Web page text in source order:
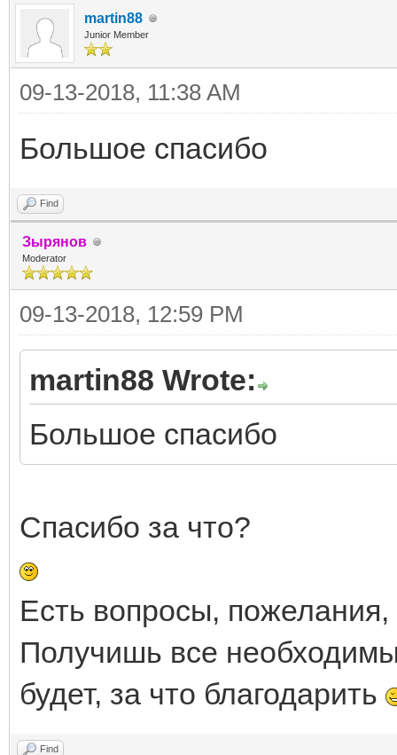
martin88
Junior Member
09-13-2018, 11:38 AM
Большое спасибо
Find
Зырянов
Moderator
09-13-2018, 12:59 PM
martin88 Wrote:
Большое спасибо
Спасибо за что?
Есть вопросы, пожелания,
Получишь все
будет, за что благодарить
Find